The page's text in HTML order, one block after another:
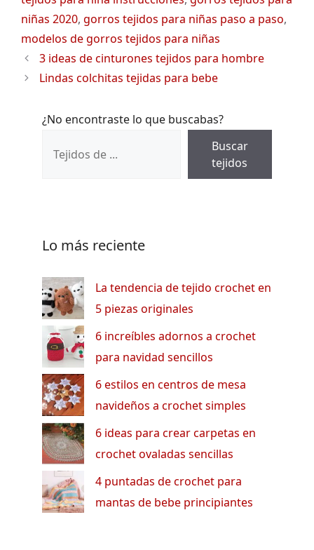
niñas 2020, gorros tejidos para niñas paso a paso,
modelos de gorros tejidos para niñas
3 ideas de cinturones tejidos para hombre
Lindas colchitas tejidas para bebe
¿No encontraste lo que buscabas?
Buscar
tejidos
Lo más reciente
La tendencia de tejido crochet en
5 piezas originales
6 increíbles adornos a crochet
para navidad sencillos
6 estilos en centros de mesa
navideños a crochet simples
6 ideas para crear carpetas en
crochet ovaladas sencillas
4 puntadas de crochet para
mantas de bebe principiantes